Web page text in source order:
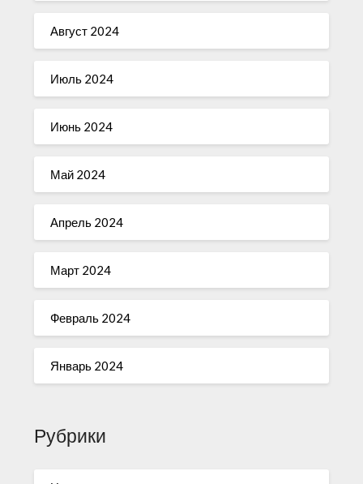
Август 2024
Июль 2024
Июнь 2024
Май 2024
Апрель 2024
Март 2024
Февраль 2024
Январь 2024
Рубрики